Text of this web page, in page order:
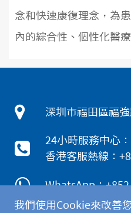
我們使用Cookie來改善
念和快速康復理念，為
內的綜合性、個性化醫療
深圳市福田區福
24小時服務中心
香港客服熱線：
WhatsApp：